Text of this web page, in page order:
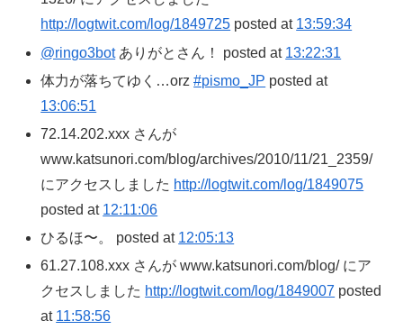
http://logtwit.com/log/1849725 posted at 13:59:34
@ringo3botありがとさん！ posted at 13:22:31
体力が落ちてゆく…orz#pismo_JP posted at
13:06:51
72.14.202.xxx さんが
www.katsunori.com/blog/archives/2010/11/21_2359/
にアクセスしました http://logtwit.com/log/1849075
posted at 12:11:06
ひるほ〜。 posted at 12:05:13
61.27.108.xxx さんが www.katsunori.com/blog/ にア
クセスしました http://logtwit.com/log/1849007 posted
at 11:58:56